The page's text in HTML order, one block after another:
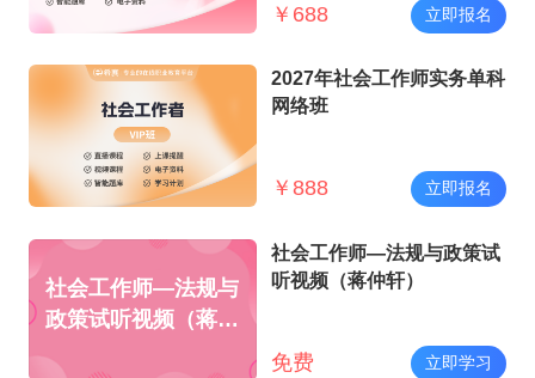
￥ 688 立即报名
2027年社会工作师实务单科
网络班
￥ 888 立即报名
社会工作师—法规与
政策试听视频（蒋仲
社会工作师—法规与政策试
听视频（蒋仲轩）
免费 立即学习